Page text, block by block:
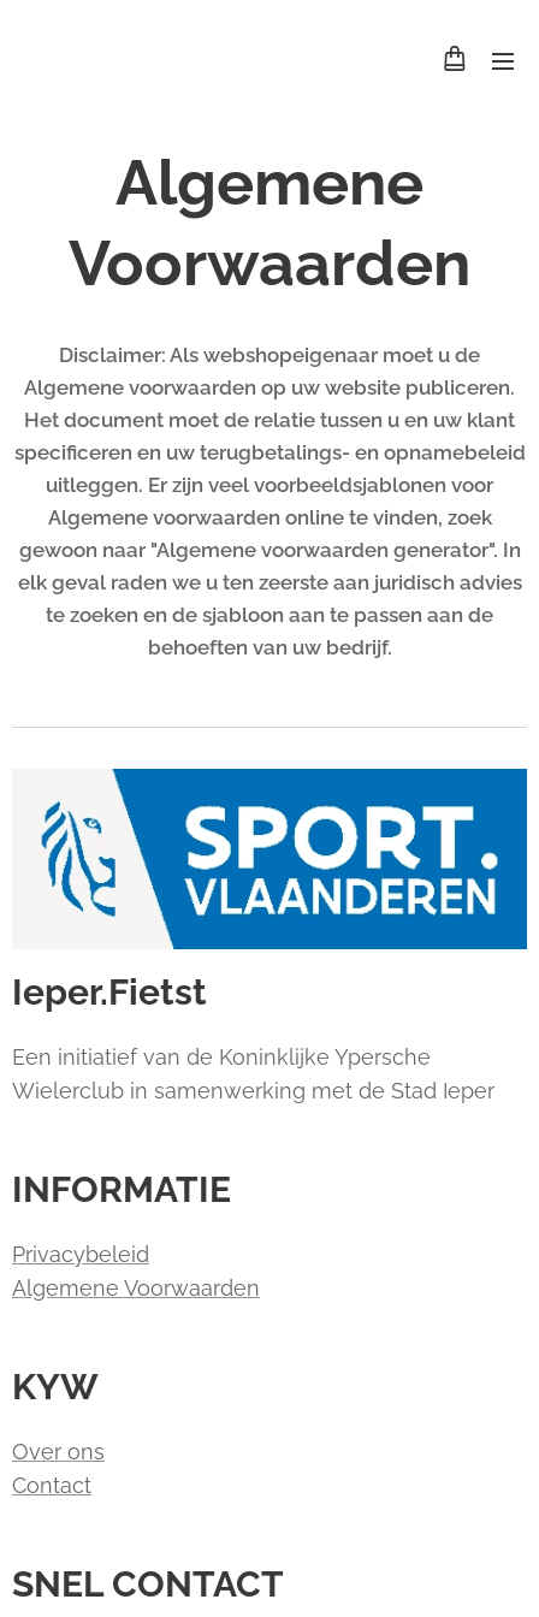
Algemene
Voorwaarden
Disclaimer: Als webshopeigenaar moet u de
Algemene voorwaarden op uw website publiceren.
Het document moet de relatie tussen u en uw klant
specificeren en uw terugbetalings- en opnamebeleid
uitleggen. Er zijn veel voorbeeldsjablonen voor
Algemene voorwaarden online te vinden, zoek
gewoon naar "Algemene voorwaarden generator". In
elk geval raden we u ten zeerste aan juridisch advies
te zoeken en de sjabloon aan te passen aan de
behoeften van uw bedrijf.
Ieper.Fietst
Een initiatief van de Koninklijke Ypersche
Wielerclub in samenwerking met de Stad Ieper
INFORMATIE
Privacybeleid
Algemene Voorwaarden
KYW
Over ons
Contact
SNEL CONTACT